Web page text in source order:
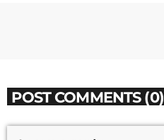
POST COMMENTS (0)